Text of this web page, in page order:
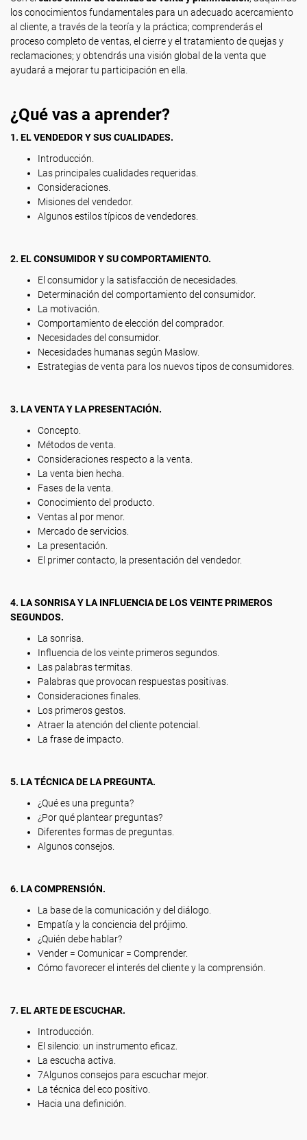
los conocimientos fundamentales para un adecuado acercamiento
al cliente, a través de la teoría y la práctica; comprenderás el
proceso completo de ventas, el cierre y el tratamiento de quejas y
reclamaciones; y obtendrás una visión global de la venta que
ayudará a mejorar tu participación en ella.
¿Qué vas a aprender?
1. EL VENDEDOR Y SUS CUALIDADES.
Introducción.
Las principales cualidades requeridas.
Consideraciones.
Misiones del vendedor.
Algunos estilos típicos de vendedores.
2. EL CONSUMIDOR Y SU COMPORTAMIENTO.
El consumidor y la satisfacción de necesidades.
Determinación del comportamiento del consumidor.
La motivación.
Comportamiento de elección del comprador.
Necesidades del consumidor.
Necesidades humanas según Maslow.
Estrategias de venta para los nuevos tipos de consumidores.
3. LA VENTA Y LA PRESENTACIÓN.
Concepto.
Métodos de venta.
Consideraciones respecto a la venta.
La venta bien hecha.
Fases de la venta.
Conocimiento del producto.
Ventas al por menor.
Mercado de servicios.
La presentación.
El primer contacto, la presentación del vendedor.
4. LA SONRISA Y LA INFLUENCIA DE LOS VEINTE PRIMEROS
SEGUNDOS.
La sonrisa.
Influencia de los veinte primeros segundos.
Las palabras termitas.
Palabras que provocan respuestas positivas.
Consideraciones finales.
Los primeros gestos.
Atraer la atención del cliente potencial.
La frase de impacto.
5. LA TÉCNICA DE LA PREGUNTA.
¿Qué es una pregunta?
¿Por qué plantear preguntas?
Diferentes formas de preguntas.
Algunos consejos.
6. LA COMPRENSIÓN.
La base de la comunicación y del diálogo.
Empatía y la conciencia del prójimo.
¿Quién debe hablar?
Vender = Comunicar = Comprender.
Cómo favorecer el interés del cliente y la comprensión.
7. EL ARTE DE ESCUCHAR.
Introducción.
El silencio: un instrumento eficaz.
La escucha activa.
7Algunos consejos para escuchar mejor.
La técnica del eco positivo.
Hacia una definición.